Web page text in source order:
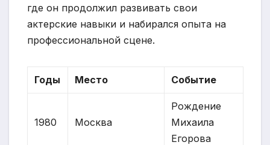
где он продолжил развивать свои
актерские навыки и набирался опыта на
профессиональной сцене.
Годы Место Событие
1980 Москва
Рождение
Михаила
Егорова